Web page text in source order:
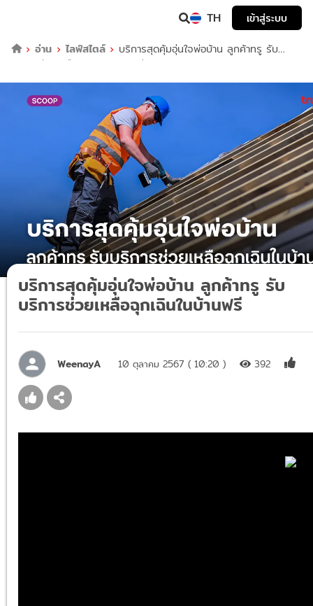
TH
เข้าสู่ระบบ
อ่าน
ไลฟ์สไตล์
บริการสุดคุ้มอุ่นใจพ่อบ้าน ลูกค้าทรู รับ
บริการช่วยเหลือฉุกเฉินในบ้านฟรี
บริการสุดคุ้มอุ่นใจพ่อบ้าน ลูกค้าทรู รับ
บริการช่วยเหลือฉุกเฉินในบ้านฟรี
WeenayA 10 ตุลาคม 2567 ( 10:20 ) 392